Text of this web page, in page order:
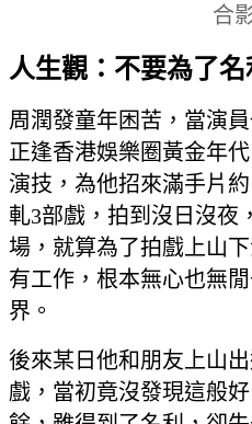
合
人生觀：不要為了
周潤發童年困苦，當演
正逢香港娛樂圈黃金年
演技，為他招來滿手片
軋3部戲，拍到沒日沒夜
場，就算為了拍戲上山
有工作，根本無心也無
界。
後來某日他和朋友上山
戲，當初竟沒發現這般